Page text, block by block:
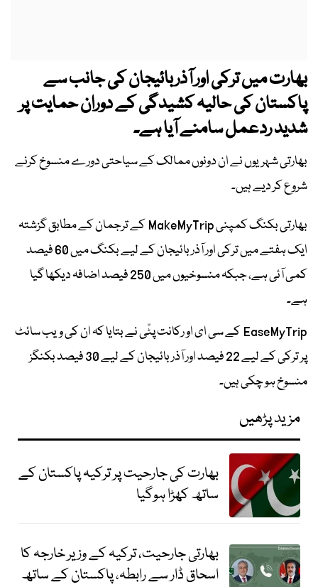
بھارت میں ترکی اور آذربائیجان کی جانب سے
پاکستان کی حالیہ کشیدگی کے دوران حمایت پر
شدید ردعمل سامنے آیا ہے۔
بھارتی شہریوں نے ان دونوں ممالک کے سیاحتی دورے منسوخ کرنے
شروع کر دیے ہیں۔
بھارتی بکنگ کمپنی MakeMyTrip کے ترجمان کے مطابق گزشتہ
ایک ہفتے میں ترکی اور آذربائیجان کے لیے بکنگ میں 60 فیصد
کمی آئی ہے، جبکہ منسوخیوں میں 250 فیصد اضافہ دیکھا گیا
ہے۔
EaseMyTrip کے سی ای او رکانت پٹّی نے بتایا کہ ان کی ویب سائٹ
پر ترکی کے لیے 22 فیصد اور آذربائیجان کے لیے 30 فیصد بکنگز
منسوخ ہو چکی ہیں۔
مزید پڑھیں
بھارت کی جارحیت پر ترکیہ پاکستان کے
ساتھ کھڑا ہوگیا
بھارتی جارحیت، ترکیہ کے وزیر خارجہ کا
اسحاق ڈار سے رابطہ، پاکستان کے ساتھ